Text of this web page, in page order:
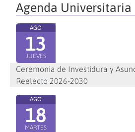
Agenda Universitaria
AGO
13
JUEVES
Ceremonia de Investidura y
Reelecto 2026-2030
AGO
18
MARTES